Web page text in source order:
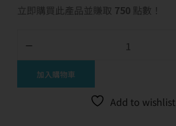
立即購買此產品並賺取 750 點數！
加入購物車
Add to wishlist